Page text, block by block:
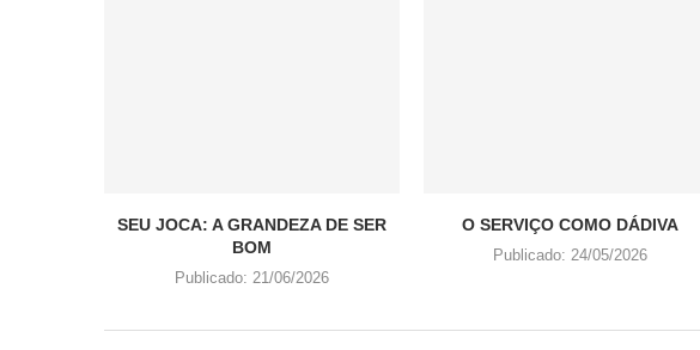
SEU JOCA: A GRANDEZA DE SER
BOM
Publicado: 21/06/2026
O SERVIÇO COMO DÁDIVA
Publicado: 24/05/2026